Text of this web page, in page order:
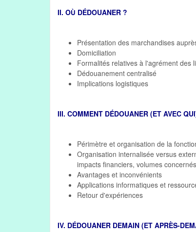
II. OÙ DÉDOUANER ?
Présentation des marchandises
Domiciliation
Formalités relatives à l'agrément des
Dédouanement centralisé
Implications logistiques
III. COMMENT DÉDOUANER (ET AVEC
Périmètre et organisation de la
Organisation internalisée versus
impacts financiers, volumes
Avantages et inconvénients
Applications informatiques et
Retour d'expériences
IV. DÉDOUANER DEMAIN (ET APRÈS-